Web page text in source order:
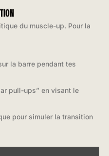
du muscle-up. Pour la
la barre pendant tes
pull-ups” en visant le
pour simuler la transition